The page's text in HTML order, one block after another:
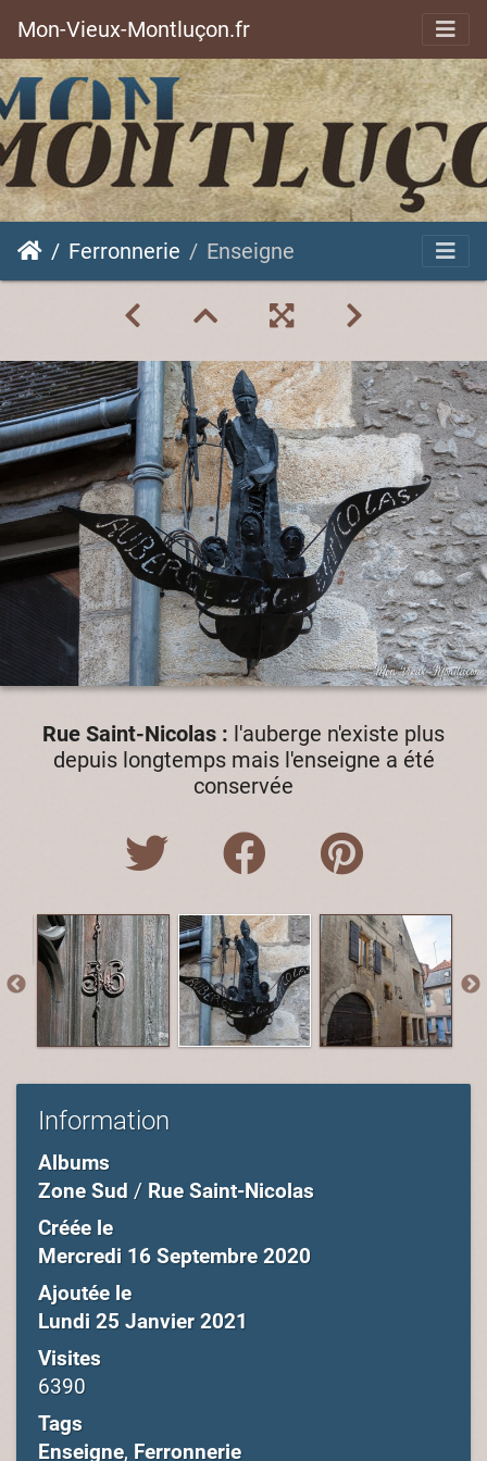
Mon-Vieux-Montluçon.fr
Ferronnerie Enseigne
Rue Saint-Nicolas : l'auberge n'existe plus
depuis longtemps mais l'enseigne a été
conservée
Information
Albums
Zone Sud / Rue Saint-Nicolas
Créée le
Mercredi 16 Septembre 2020
Ajoutée le
Lundi 25 Janvier 2021
Visites
6390
Tags
Enseigne, Ferronnerie